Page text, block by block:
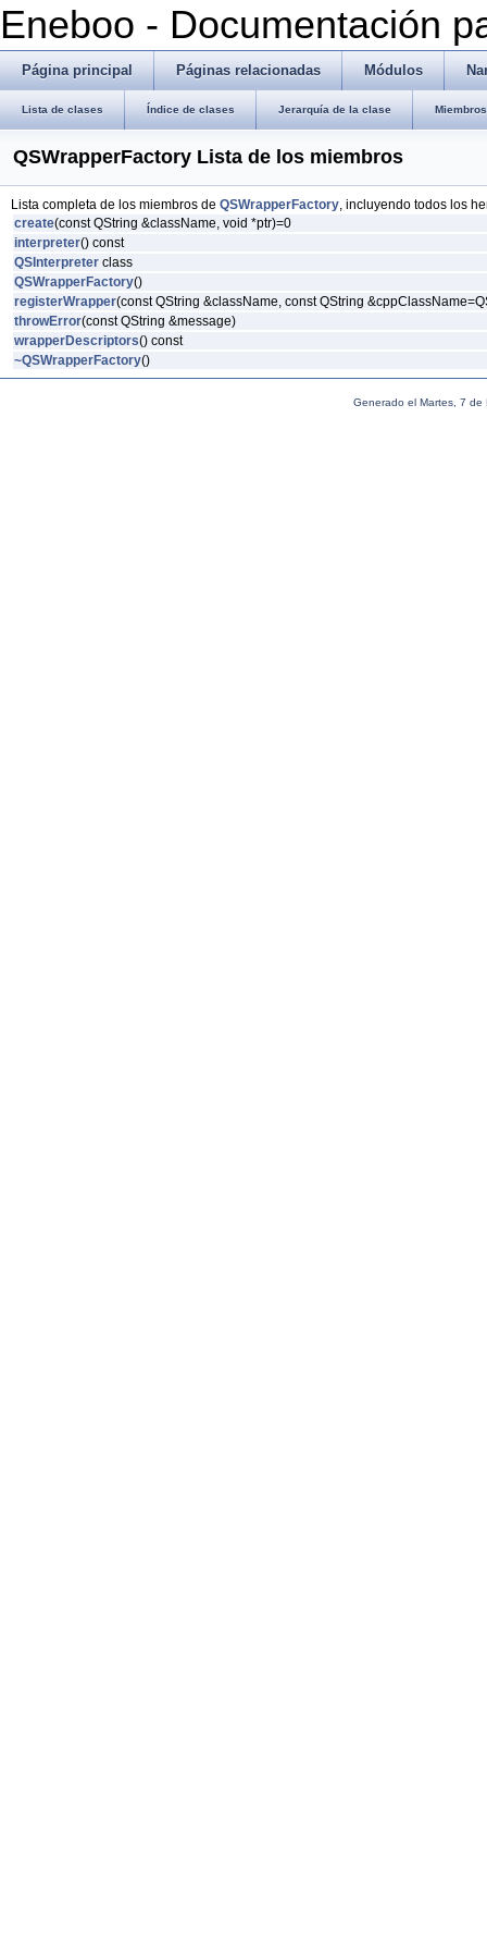
Eneboo - Documentación
Página principal Páginas relacionadas Módulos
Lista de clases Índice de clases Jerarquía de la clase
QSWrapperFactory Lista de los miembros
Lista completa de los miembros de QSWrapperFactory, incluyendo todos los
create(const QString &className, void *ptr)=0
interpreter() const
QSInterpreter class
QSWrapperFactory()
registerWrapper(const QString &className, const QString
throwError(const QString &message)
wrapperDescriptors() const
~QSWrapperFactory()
Generado el Martes, 7